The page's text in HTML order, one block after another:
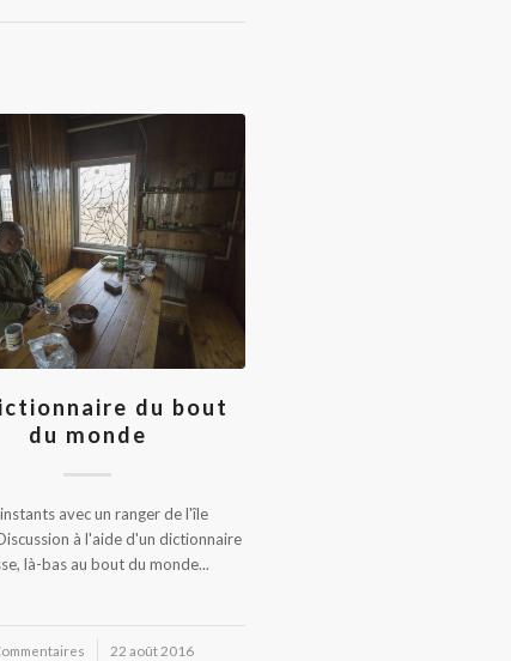
du bout
du monde
avec un ranger de l'île
à l'aide d'un dictionnaire
là-bas au bout du monde...
/ 22 août 2016